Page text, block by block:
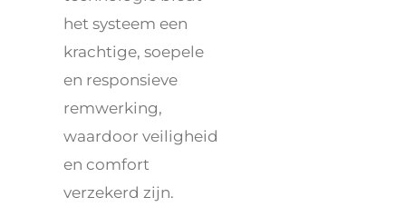
het systeem een
krachtige, soepele
en responsieve
remwerking,
waardoor veiligheid
en comfort
verzekerd zijn.